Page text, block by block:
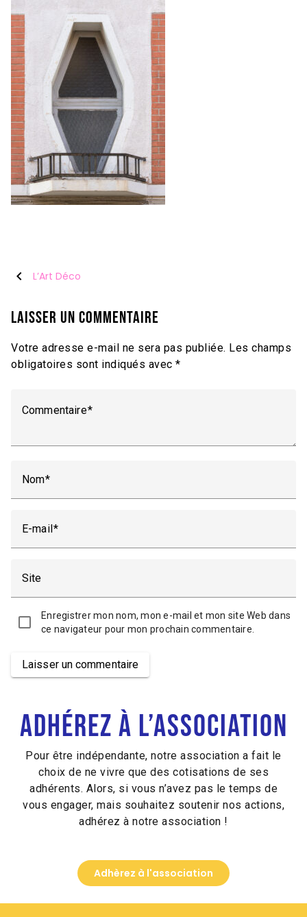
chevron_left L’Art Déco
Laisser un commentaire
Votre adresse e-mail ne sera pas publiée. Les champs
obligatoires sont indiqués avec *
Commentaire
Nom
E-mail
Site
Enregistrer mon nom, mon e-mail et mon site Web dans
ce navigateur pour mon prochain commentaire.
Laisser un commentaire
Adhérez à l’association
Pour être indépendante, notre association a fait le
choix de ne vivre que des cotisations de ses
adhérents. Alors, si vous n’avez pas le temps de
vous engager, mais souhaitez soutenir nos actions,
adhérez à notre association !
Adhèrez à l'association